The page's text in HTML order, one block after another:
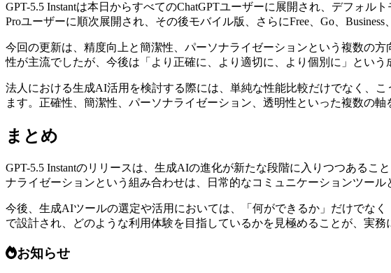
GPT-5.5 Instantは本日からすべてのChatGPTユーザーに展開され、デフォ
Proユーザーに順次展開され、その後モバイル版、さらにFree、Go、Business
今回の更新は、精度向上と簡潔性、パーソナライゼーションという複数の
性が主流でしたが、今後は「より正確に、より適切に、より個別に」という
法人における生成AI活用を検討する際には、単純な性能比較だけでなく、
ます。正確性、簡潔性、パーソナライゼーション、透明性といった複数の
まとめ
GPT-5.5 Instantのリリースは、生成AIの進化が新たな段階に入りつつある
ナライゼーションという組み合わせは、日常的なコミュニケーションツー
今後、生成AIツールの選定や活用においては、「何ができるか」だけでな
で設計され、どのような利用体験を目指しているかを見極めることが、実務
お知らせ